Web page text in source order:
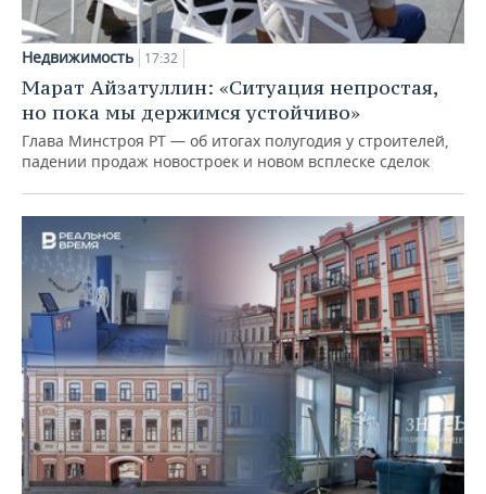
Недвижимость 17:32
Марат Айзатуллин: «Ситуация непростая,
но пока мы держимся устойчиво»
Глава Минстроя РТ — об итогах полугодия у строителей,
падении продаж новостроек и новом всплеске сделок